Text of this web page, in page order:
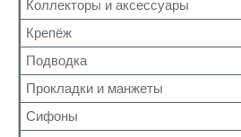
Манометр/Термометр
Обратный клапан
Поплавковый клапан
Регулятор давления
Кран Маевского
Кран шаровый для воды
Кран с американкой
Краны прочие
Краны для бытовой техники
Для радиаторов
Дачные краны
Коллекторы и аксессуары
Аксессуары для коллекторов
Коллекторные группы
Коллекторы
Крепёж
Для труб
Для радиатора
Прочий
Подводка
Газ
Газ сильфон
Вода
Прокладки и манжеты
Прокладки
Сифоны